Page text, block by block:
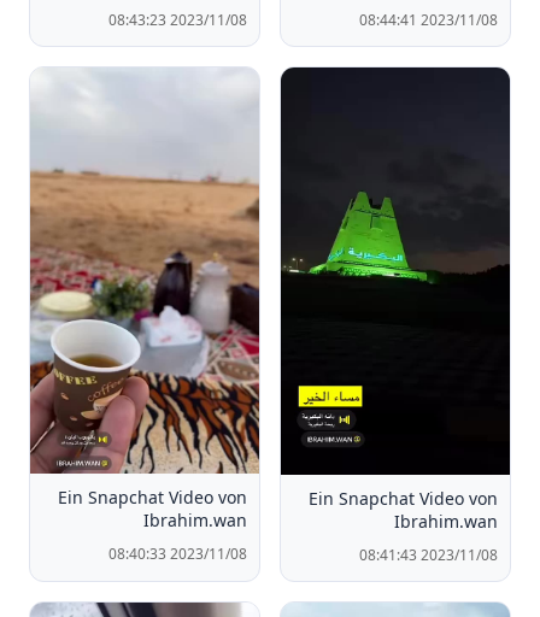
2023/11/08 08:44:41
2023/11/08 08:43:23
Ein Snapchat Video von
Ibrahim.wan
2023/11/08 08:41:43
Ein Snapchat Video von
Ibrahim.wan
2023/11/08 08:40:33